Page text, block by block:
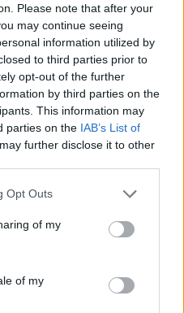
Please note that after your
may continue seeing
information utilized by
to third parties prior to
opt-out of the further
by third parties on the
This information may
parties on the IAB’s List of
further disclose it to other
uses one or more Google
behaviour. You may click to
and its third-party tags to
purposes in below Google
Opt Outs
of my
of my
να τους στηρίξει με